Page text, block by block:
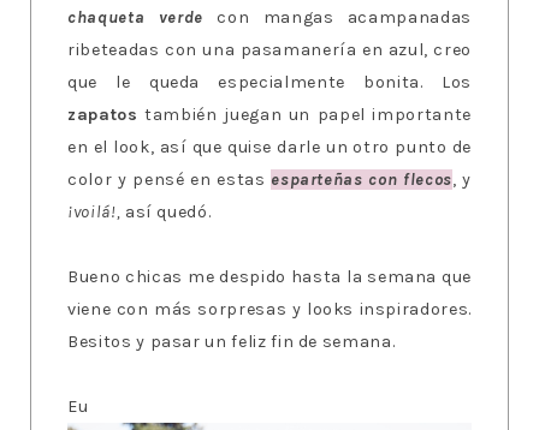
chaqueta verde con mangas acampanadas
ribeteadas con una pasamanería en azul, creo
que le queda especialmente bonita. Los
zapatos también juegan un papel importante
en el look, así que quise darle un otro punto de
color y pensé en estas esparteñas con flecos, y
¡voilá!, así quedó.
Bueno chicas me despido hasta la semana que
viene con más sorpresas y looks inspiradores.
Besitos y pasar un feliz fin de semana.
Eu